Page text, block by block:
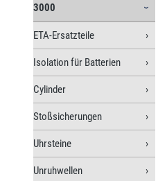
3000
ETA-Ersatzteile
Isolation für Batterien
Cylinder
Stoßsicherungen
Uhrsteine
Unruhwellen